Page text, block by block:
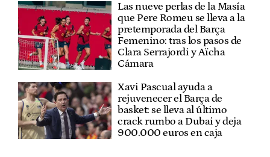
Las nueve perlas de la Masía
que Pere Romeu se lleva a la
pretemporada del Barça
Femenino: tras los pasos de
Clara Serrajordi y Aïcha
Cámara
Xavi Pascual ayuda a
rejuvenecer el Barça de
basket: se lleva al último
crack rumbo a Dubai y deja
900.000 euros en caja